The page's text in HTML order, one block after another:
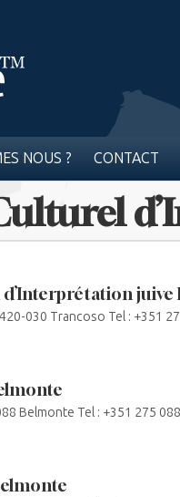
NOUS ? CONTACT
juive
030 Trancoso Tel : +351
Belmonte Tel : +351 275